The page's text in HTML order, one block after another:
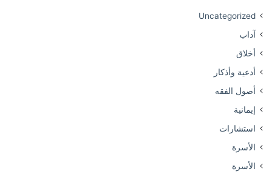
Uncategorized
آداب
أخلاق
أدعية وأذكار
أصول الفقه
إيمانية
استشارات
الأسرة
الأسرة